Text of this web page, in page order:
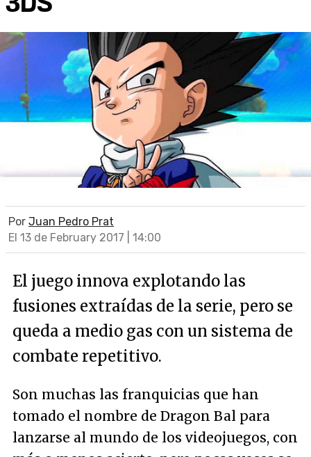
Por Juan Pedro Prat
El 13 de February 2017 | 14:00
El juego innova explotando las
fusiones extraídas de la serie, pero se
queda a medio gas con un sistema de
combate repetitivo.
Son muchas las franquicias que han
tomado el nombre de Dragon Bal para
lanzarse al mundo de los videojuegos, con